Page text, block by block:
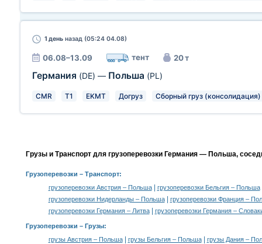
1 день назад (05:24 04.08)
06.08–13.09 тент 20 т
Германия (DE) — Польша (PL)
CMR T1 EKMT Догруз Сборный груз (консолидация)
Грузы и Транспорт для грузоперевозки Германия — Польша,
Грузоперевозки – Транспорт:
грузоперевозки Австрия – Польша| грузоперевозки Бельгия – Польша
грузоперевозки Нидерланды – Польша|
грузоперевозки Франция –
грузоперевозки Германия – Литва| грузоперевозки Германия –
Грузоперевозки – Грузы:
грузы Австрия – Польша| грузы Бельгия – Польша|
грузы Дания –